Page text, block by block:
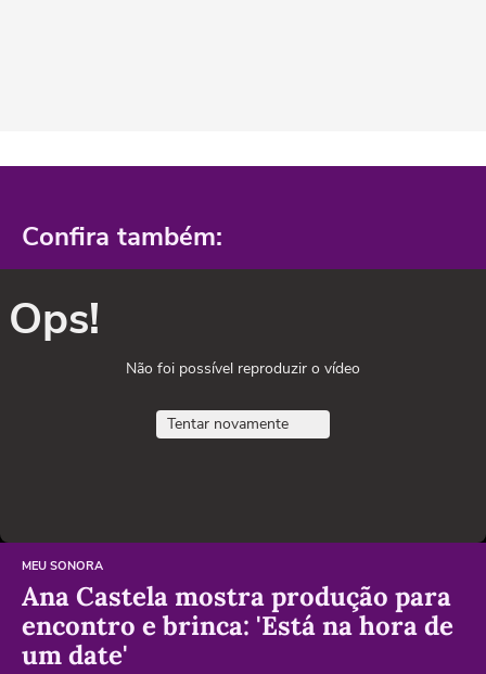
Confira também:
Ops!
Não foi possível reproduzir o vídeo
Tentar novamente
MEU SONORA
Ana Castela mostra produção para
encontro e brinca: 'Está na hora de
um date'